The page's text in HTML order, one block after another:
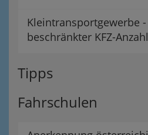
Kleintransportgewerbe
beschränkter KFZ-Anzahl
Tipps
Fahrschulen